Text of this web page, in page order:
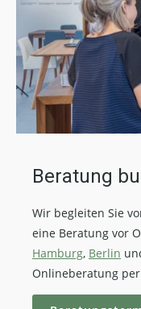
Beratung
Wir begleiten Sie
eine Beratung vor
Hamburg, Berlin
Onlineberatung